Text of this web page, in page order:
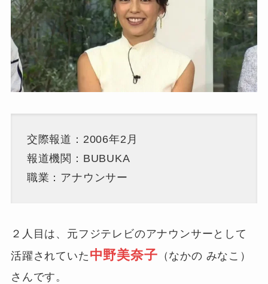
交際報道：2006年2月
報道機関：BUBUKA
職業：アナウンサー
２人目は、元フジテレビのアナウンサーとして
活躍されていた 中野美奈子 （なかの みなこ）
さんです。